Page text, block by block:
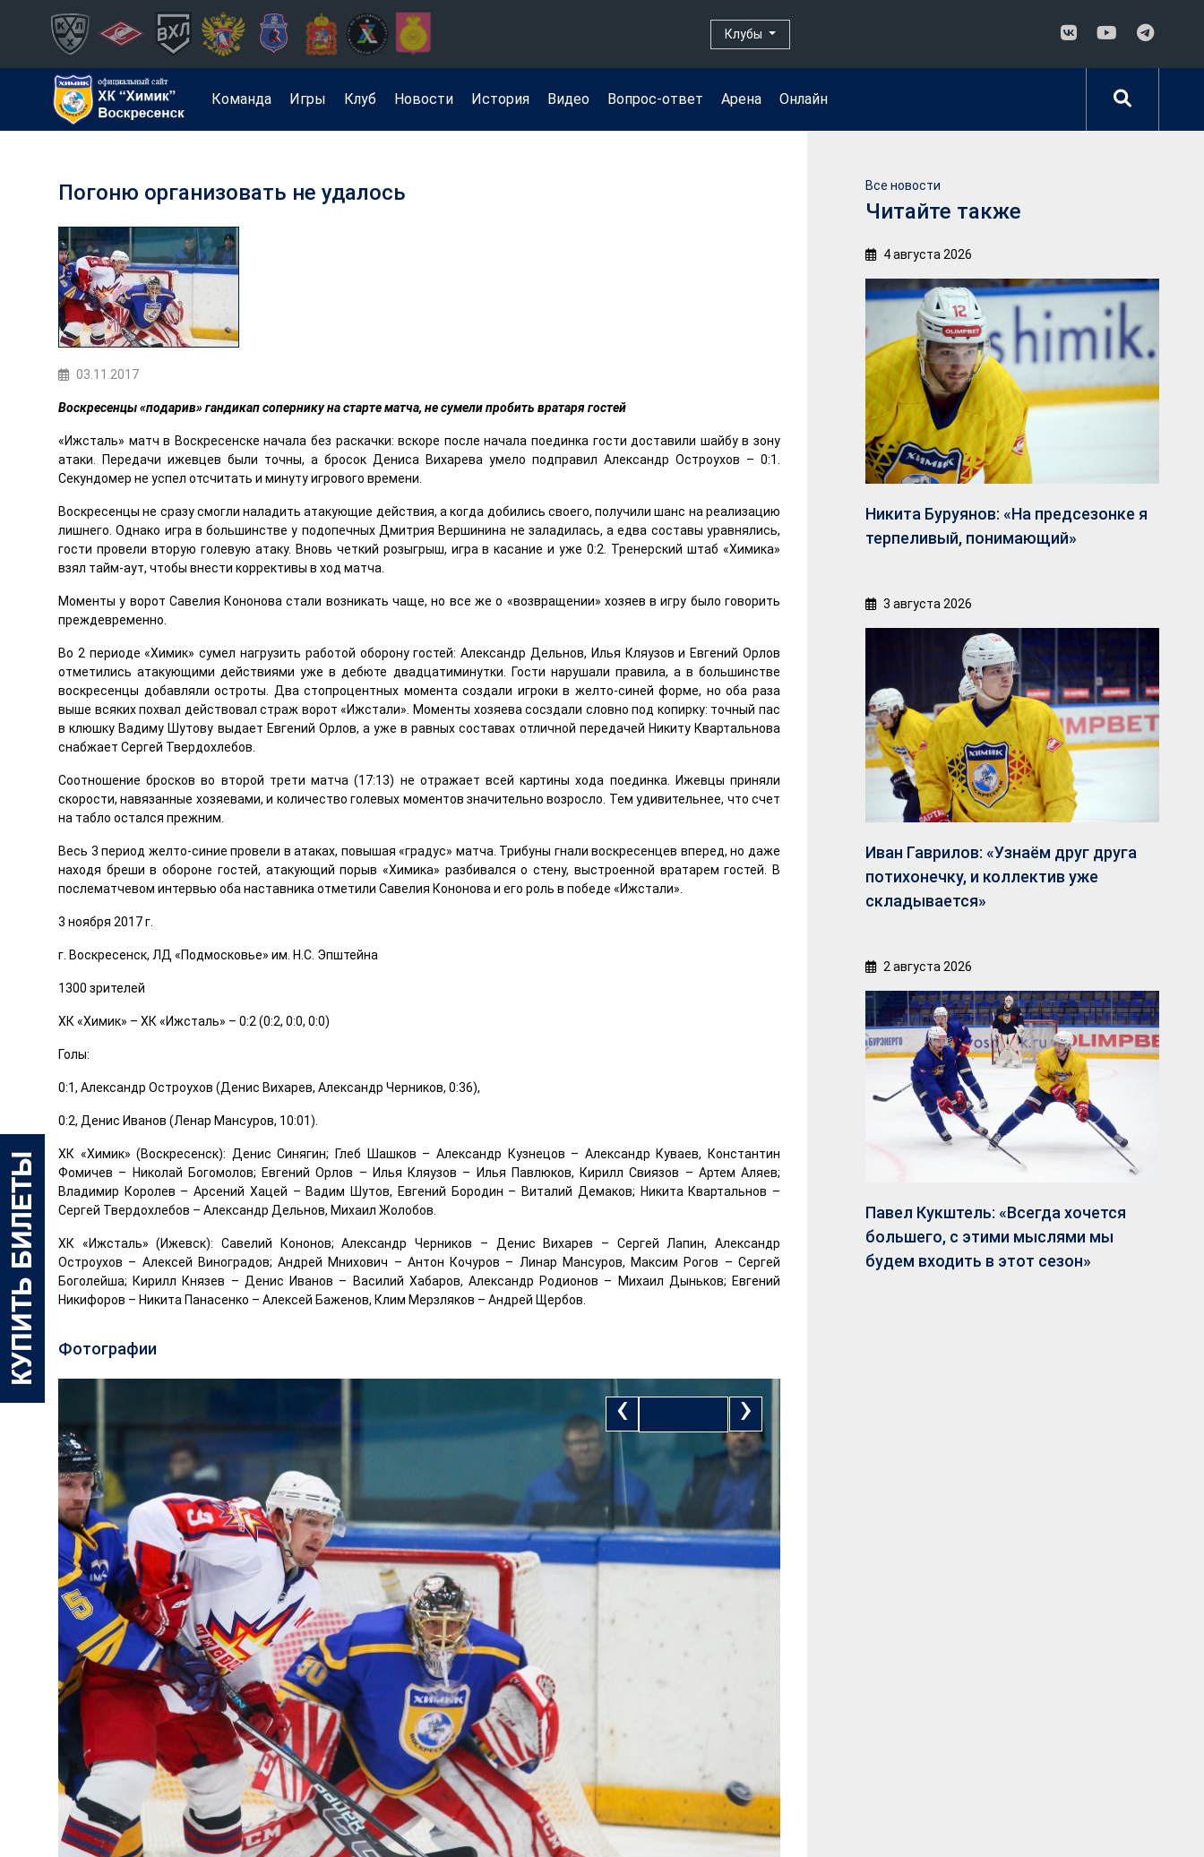
Клубы
Команда Игры Клуб Новости История Видео Вопрос-ответ Арена Онлайн
Погоню организовать не удалось
03.11.2017
Воскресенцы «подарив» гандикап сопернику на старте матча, не сумели пробить вратаря гостей
«Ижсталь» матч в Воскресенске начала без раскачки: вскоре после начала поединка гости доставили шайбу в зону
атаки. Передачи ижевцев были точны, а бросок Дениса Вихарева умело подправил Александр Остроухов – 0:1.
Секундомер не успел отсчитать и минуту игрового времени.
Воскресенцы не сразу смогли наладить атакующие действия, а когда добились своего, получили шанс на реализацию
лишнего. Однако игра в большинстве у подопечных Дмитрия Вершинина не заладилась, а едва составы уравнялись,
гости провели вторую голевую атаку. Вновь четкий розыгрыш, игра в касание и уже 0:2. Тренерский штаб «Химика»
взял тайм-аут, чтобы внести коррективы в ход матча.
Моменты у ворот Савелия Кононова стали возникать чаще, но все же о «возвращении» хозяев в игру было говорить
преждевременно.
Во 2 периоде «Химик» сумел нагрузить работой оборону гостей: Александр Дельнов, Илья Кляузов и Евгений Орлов
отметились атакующими действиями уже в дебюте двадцатиминутки. Гости нарушали правила, а в большинстве
воскресенцы добавляли остроты. Два стопроцентных момента создали игроки в желто-синей форме, но оба раза
выше всяких похвал действовал страж ворот «Ижстали». Моменты хозяева сосздали словно под копирку: точный пас
в клюшку Вадиму Шутову выдает Евгений Орлов, а уже в равных составах отличной передачей Никиту Квартальнова
снабжает Сергей Твердохлебов.
Соотношение бросков во второй трети матча (17:13) не отражает всей картины хода поединка. Ижевцы приняли
скорости, навязанные хозяевами, и количество голевых моментов значительно возросло. Тем удивительнее, что счет
на табло остался прежним.
Весь 3 период желто-синие провели в атаках, повышая «градус» матча. Трибуны гнали воскресенцев вперед, но даже
находя бреши в обороне гостей, атакующий порыв «Химика» разбивался о стену, выстроенной вратарем гостей. В
послематчевом интервью оба наставника отметили Савелия Кононова и его роль в победе «Ижстали».
3 ноября 2017 г.
г. Воскресенск, ЛД «Подмосковье» им. Н.С. Эпштейна
1300 зрителей
ХК «Химик» – ХК «Ижсталь» – 0:2 (0:2, 0:0, 0:0)
Голы:
0:1, Александр Остроухов (Денис Вихарев, Александр Черников, 0:36),
0:2, Денис Иванов (Ленар Мансуров, 10:01).
ХК «Химик» (Воскресенск): Денис Синягин; Глеб Шашков – Александр Кузнецов – Александр Куваев, Константин
Фомичев – Николай Богомолов; Евгений Орлов – Илья Кляузов – Илья Павлюков, Кирилл Свиязов – Артем Аляев;
Владимир Королев – Арсений Хацей – Вадим Шутов, Евгений Бородин – Виталий Демаков; Никита Квартальнов –
Сергей Твердохлебов – Александр Дельнов, Михаил Жолобов.
ХК «Ижсталь» (Ижевск): Савелий Кононов; Александр Черников – Денис Вихарев – Сергей Лапин, Александр
Остроухов – Алексей Виноградов; Андрей Мнихович – Антон Кочуров – Линар Мансуров, Максим Рогов – Сергей
Боголейша; Кирилл Князев – Денис Иванов – Василий Хабаров, Александр Родионов – Михаил Дыньков; Евгений
Никифоров – Никита Панасенко – Алексей Баженов, Клим Мерзляков – Андрей Щербов.
Фотографии
‹ ›
Все новости
Читайте также
4 августа 2026
Никита Буруянов: «На предсезонке я
терпеливый, понимающий»
3 августа 2026
Иван Гаврилов: «Узнаём друг друга
потихонечку, и коллектив уже
складывается»
2 августа 2026
Павел Кукштель: «Всегда хочется
большего, с этими мыслями мы
будем входить в этот сезон»